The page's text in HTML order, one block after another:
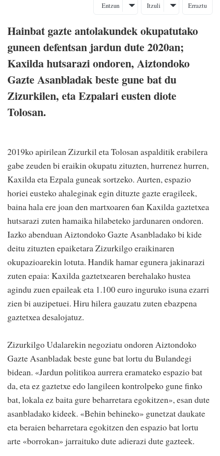
Entzun Itzuli Erraztu
Hainbat gazte antolakundek okupatutako
guneen defentsan jardun dute 2020an;
Kaxilda hutsarazi ondoren, Aiztondoko
Gazte Asanbladak beste gune bat du
Zizurkilen, eta Ezpalari eusten diote
Tolosan.
2019ko apirilean Zizurkil eta Tolosan aspalditik erabilera
gabe zeuden bi eraikin okupatu zituzten, hurrenez hurren,
Kaxilda eta Ezpala guneak sortzeko. Aurten, espazio
horiei eusteko ahaleginak egin dituzte gazte eragileek,
baina hala ere joan den martxoaren 6an Kaxilda gaztetxea
hutsarazi zuten hamaika hilabeteko jardunaren ondoren.
Iazko abenduan Aiztondoko Gazte Asanbladako bi kide
deitu zituzten epaiketara Zizurkilgo eraikinaren
okupazioarekin lotuta. Handik hamar egunera jakinarazi
zuten epaia: Kaxilda gaztetxearen berehalako hustea
agindu zuen epaileak eta 1.100 euro inguruko isuna ezarri
zien bi auzipetuei. Hiru hilera gauzatu zuten ebazpena
gaztetxea desalojatuz.
Zizurkilgo Udalarekin negoziatu ondoren Aiztondoko
Gazte Asanbladak beste gune bat lortu du Bulandegi
bidean. «Jardun politikoa aurrera eramateko espazio bat
da, eta ez gaztetxe edo langileen kontrolpeko gune finko
bat, lokala ez baita gure beharretara egokitzen», esan dute
asanbladako kideek. «Behin behineko» gunetzat daukate
eta beraien beharretara egokitzen den espazio bat lortu
arte «borrokan» jarraituko dute adierazi dute gazteek.